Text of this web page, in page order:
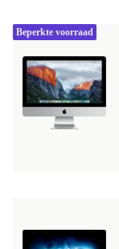
Beperkte voorraad